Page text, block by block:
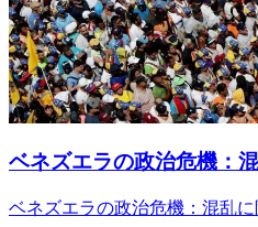
ベネズエラの政治危機：
ベネズエラの政治危機：混乱